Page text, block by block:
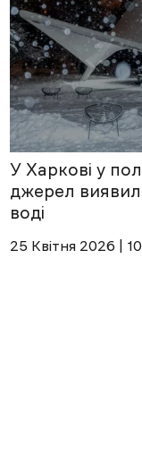
У Харкові у
джерел
воді
25 Квітня 2026 |